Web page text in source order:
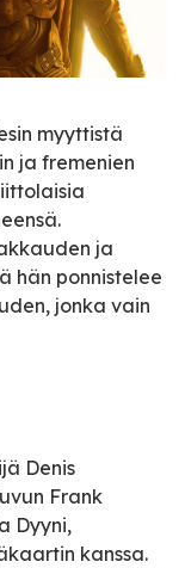
myyttistä
ja fremenien
ja
hän ponnistelee
jonka vain
Denis
Frank
Dyyni,
kanssa.